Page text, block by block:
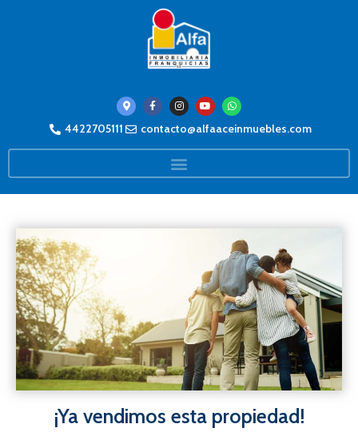
4422705111 contacto@alfaaceinmuebles.com
¡Ya vendimos esta propiedad!